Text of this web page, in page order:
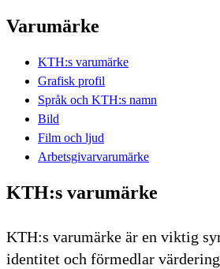
Varumärke
KTH:s varumärke
Grafisk profil
Språk och KTH:s namn
Bild
Film och ljud
Arbetsgivarvarumärke
KTH:s varumärke
KTH:s varumärke är en viktig
identitet och förmedlar